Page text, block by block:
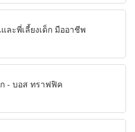
ละพี่เลี้ยงเด็ก มืออาชีพ
- บอส ทราฟฟิค